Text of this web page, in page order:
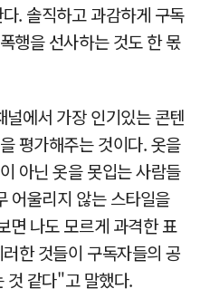
. 솔직하고 과감하게 구독
행을 선사하는 것도 한 몫
에서 가장 인기있는 콘텐
평가해주는 것이다. 옷을
아닌 옷을 못입는 사람들
어울리지 않는 스타일을
면 나도 모르게 과격한 표
한 것들이 구독자들의 공
것 같다"고 말했다.